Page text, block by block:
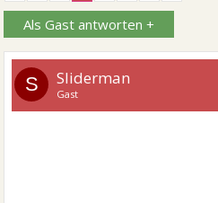
Als Gast antworten +
S Sliderman
Gast